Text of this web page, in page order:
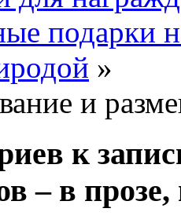
подарки
»
и
к
– в